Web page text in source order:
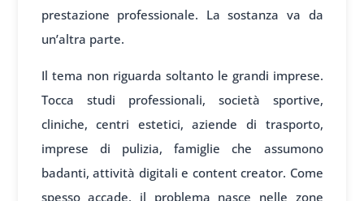
prestazione professionale. La sostanza va da
un’altra parte.
Il tema non riguarda soltanto le grandi imprese.
Tocca studi professionali, società sportive,
cliniche, centri estetici, aziende di trasporto,
imprese di pulizia, famiglie che assumono
badanti, attività digitali e content creator. Come
spesso accade, il problema nasce nelle zone